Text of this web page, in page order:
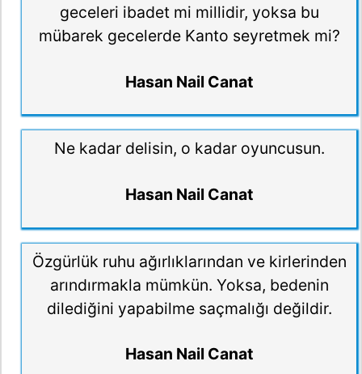
geceleri ibadet mi millidir, yoksa bu
mübarek gecelerde Kanto seyretmek mi?
Hasan Nail Canat
Ne kadar delisin, o kadar oyuncusun.
Hasan Nail Canat
Özgürlük ruhu ağırlıklarından ve kirlerinden
arındırmakla mümkün. Yoksa, bedenin
dilediğini yapabilme saçmalığı değildir.
Hasan Nail Canat